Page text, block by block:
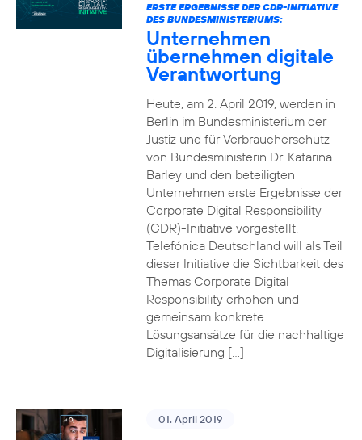
ERSTE ERGEBNISSE DER CDR-INITIATIVE
DES BUNDESMINISTERIUMS:
Unternehmen
übernehmen digitale
Verantwortung
Heute, am 2. April 2019, werden in
Berlin im Bundesministerium der
Justiz und für Verbraucherschutz
von Bundesministerin Dr. Katarina
Barley und den beteiligten
Unternehmen erste Ergebnisse der
Corporate Digital Responsibility
(CDR)-Initiative vorgestellt.
Telefónica Deutschland will als Teil
dieser Initiative die Sichtbarkeit des
Themas Corporate Digital
Responsibility erhöhen und
gemeinsam konkrete
Lösungsansätze für die nachhaltige
Digitalisierung […]
01. April 2019